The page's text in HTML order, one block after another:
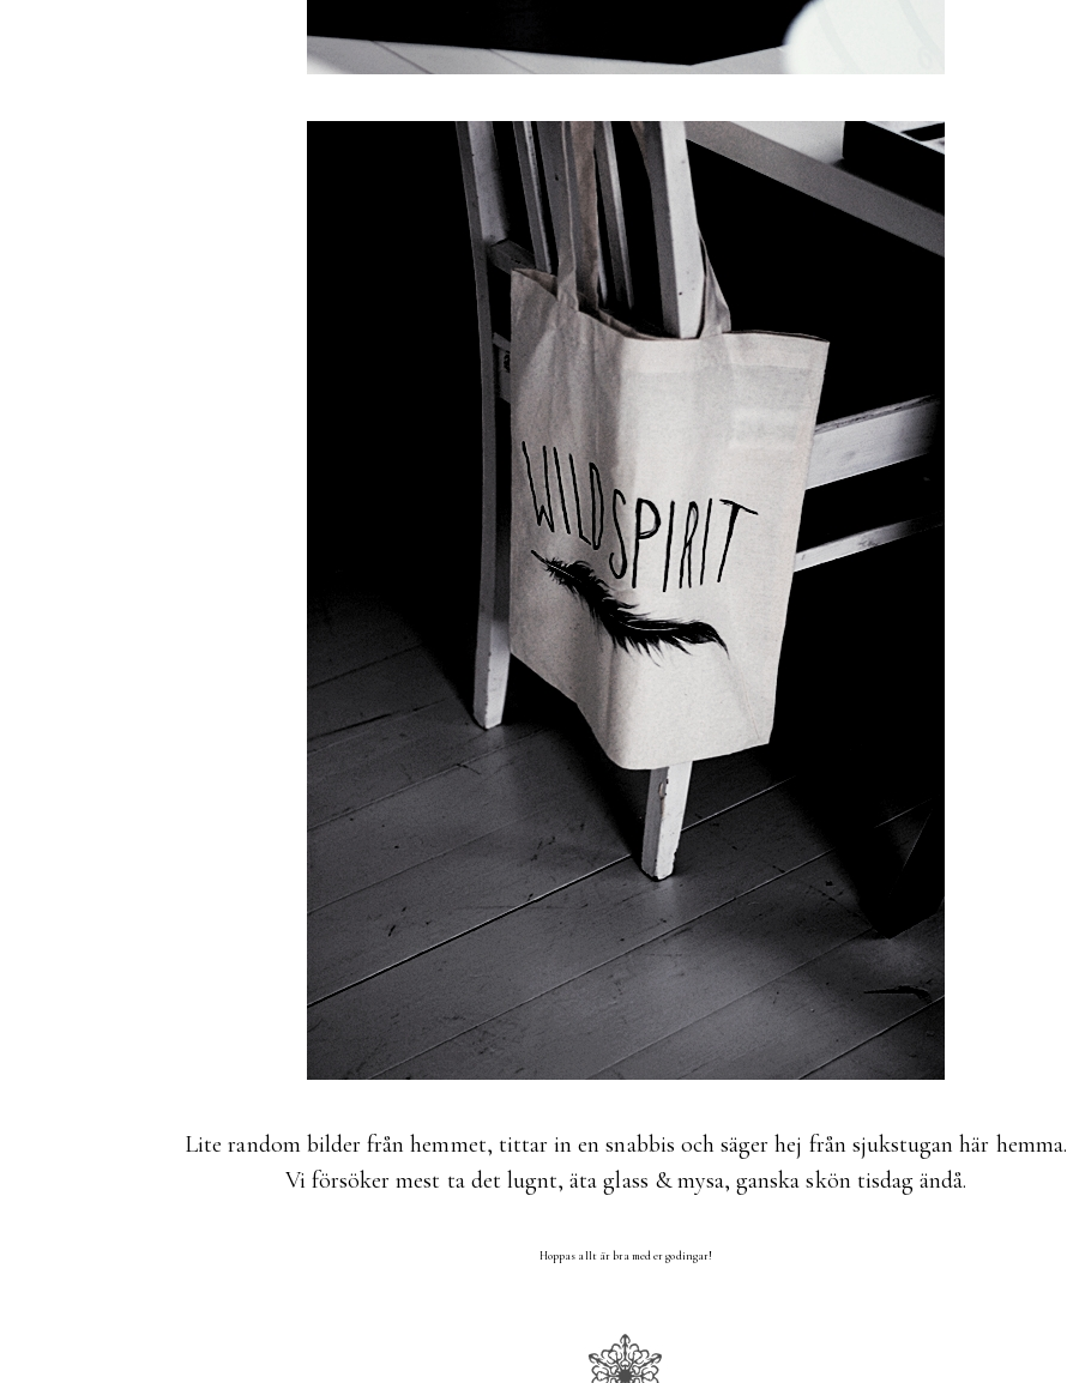
Lite random bilder från hemmet, tittar in en snabbis och säger hej från sjukstugan här hemma.
Vi försöker mest ta det lugnt, äta glass & mysa, ganska skön tisdag ändå.
Hoppas allt är bra med er godingar!